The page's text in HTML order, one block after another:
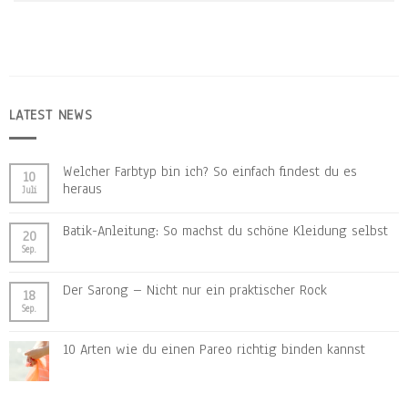
LATEST NEWS
10
Juli
Welcher Farbtyp bin ich? So einfach findest du es
heraus
20
Sep.
Batik-Anleitung: So machst du schöne Kleidung selbst
18
Sep.
Der Sarong – Nicht nur ein praktischer Rock
10 Arten wie du einen Pareo richtig binden kannst